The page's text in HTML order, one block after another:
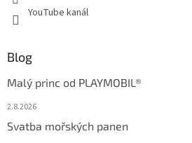
YouTube kanál
Blog
Malý princ od PLAYMOBIL®
2.8.2026
Svatba mořských panen